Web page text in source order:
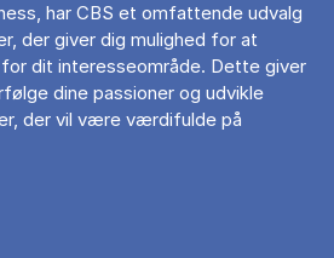
har CBS et omfattende udvalg
der giver dig mulighed for at
dit interesseområde. Dette giver
dine passioner og udvikle
der vil være værdifulde på